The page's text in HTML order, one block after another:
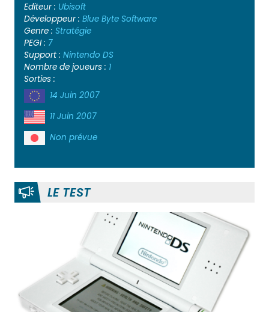
Editeur : Ubisoft
Développeur : Blue Byte Software
Genre : Stratégie
PEGI : 7
Support : Nintendo DS
Nombre de joueurs : 1
Sorties :
14 Juin 2007
11 Juin 2007
Non prévue
LE TEST